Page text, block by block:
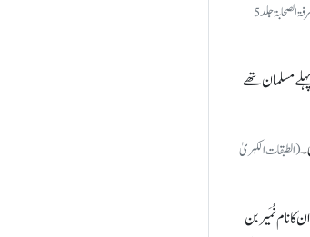
(اسد الغابہ فی معرفۃ الصحابۃجلد5
مسلمان تھے
(الطبقات الکبریٰ
نام نُمَیر بن